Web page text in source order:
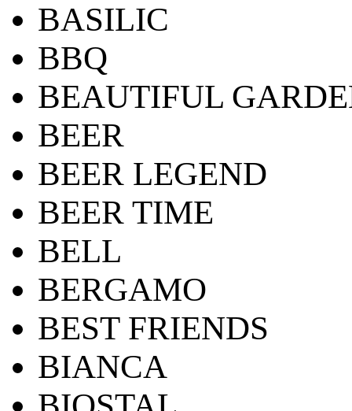
BASILIC
BBQ
BEAUTIFUL
BEER
BEER LEGEND
BEER TIME
BELL
BERGAMO
BEST FRIENDS
BIANCA